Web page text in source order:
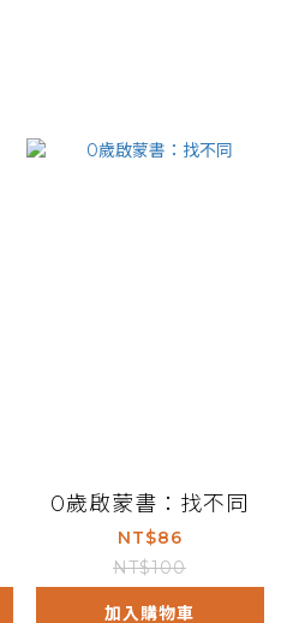
0歲啟蒙書：找不同
NT$86
NT$100
加入購物車